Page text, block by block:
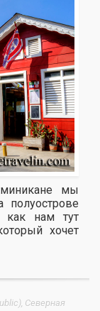
мы
как нам тут
хочет
, Северная